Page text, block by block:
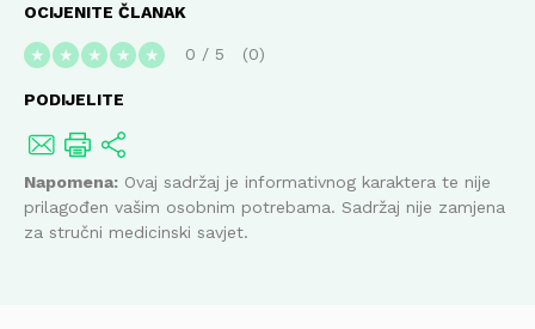
OCIJENITE ČLANAK
★ ★ ★ ★ ★ 0 / 5 0
PODIJELITE
Napomena: Ovaj sadržaj je informativnog karaktera te nije
prilagođen vašim osobnim potrebama. Sadržaj nije zamjena
za stručni medicinski savjet.